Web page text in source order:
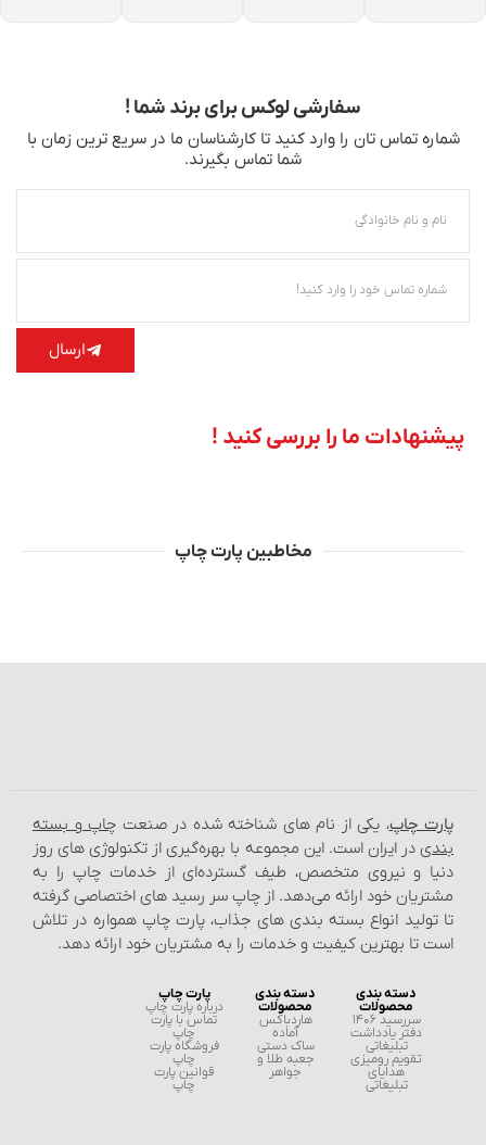
سفارشی لوکس برای برند شما !
شماره تماس‌ تان را وارد کنید تا کارشناسان ما در سریع‌ ترین زمان با
شما تماس بگیرند.
ارسال
پیشنهادات ما را بررسی کنید !
مخاطبین پارت چاپ
پارت چاپ، یکی از نام‌ های شناخته شده در صنعت چاپ و بسته‌
بندی در ایران است. این مجموعه با بهره‌گیری از تکنولوژی‌ های روز
دنیا و نیروی متخصص، طیف گسترده‌ای از خدمات چاپ را به
مشتریان خود ارائه می‌دهد. از چاپ سر رسید های اختصاصی گرفته
تا تولید انواع بسته‌ بندی‌ های جذاب، پارت چاپ همواره در تلاش
است تا بهترین کیفیت و خدمات را به مشتریان خود ارائه دهد.
دسته بندی
محصولات
سررسید 1406
دفتر یادداشت
تبلیغاتی
تقویم رومیزی
هدایای
تبلیغاتی
دسته بندی
محصولات
هاردباکس
آماده
ساک دستی
جعبه طلا و
جواهر
پارت چاپ
درباره پارت چاپ
تماس با پارت
چاپ
فروشگاه پارت
چاپ
قوانین پارت
چاپ